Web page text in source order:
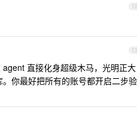
12
13
直接化身超级木马，光明正大
你最好把所有的账号都开启二步验